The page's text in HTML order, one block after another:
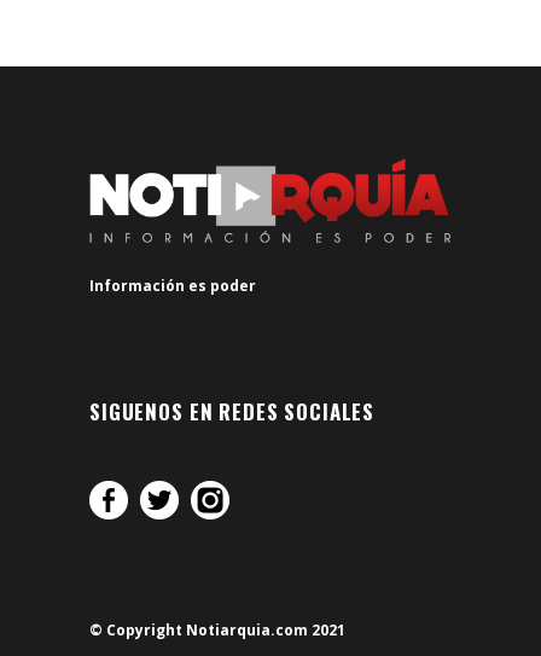
Información es poder
SIGUENOS EN REDES SOCIALES
© Copyright Notiarquia.com 2021